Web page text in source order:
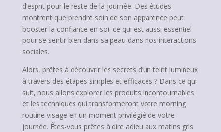
d’esprit pour le reste de la journée. Des études
montrent que prendre soin de son apparence peut
booster la confiance en soi, ce qui est aussi essentiel
pour se sentir bien dans sa peau dans nos interactions
sociales.
Alors, prêtes à découvrir les secrets d’un teint lumineux
à travers des étapes simples et efficaces ? Dans ce qui
suit, nous allons explorer les produits incontournables
et les techniques qui transformeront votre morning
routine visage en un moment privilégié de votre
journée. Êtes-vous prêtes à dire adieu aux matins gris